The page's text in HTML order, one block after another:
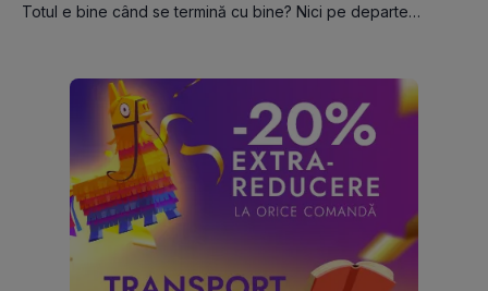
Totul e bine când se termină cu bine? Nici pe departe…